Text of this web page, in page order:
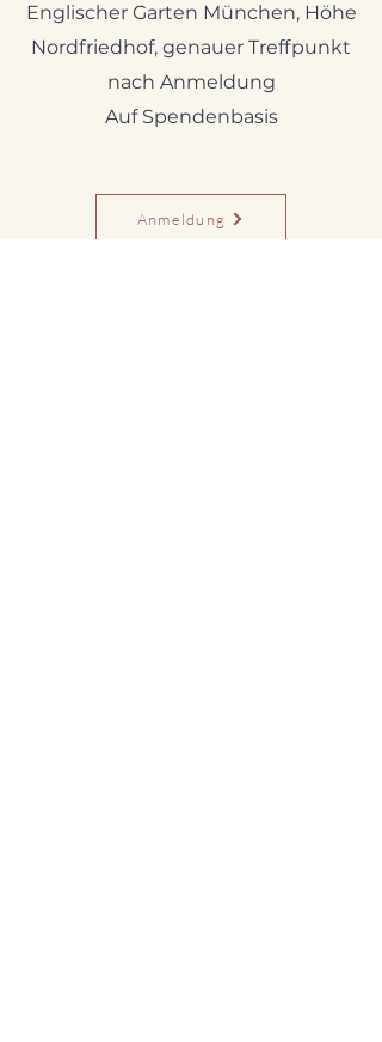
Englischer Garten München, Höhe
Nordfriedhof, genauer Treffpunkt
nach Anmeldung
Auf Spendenbasis
Anmeldung